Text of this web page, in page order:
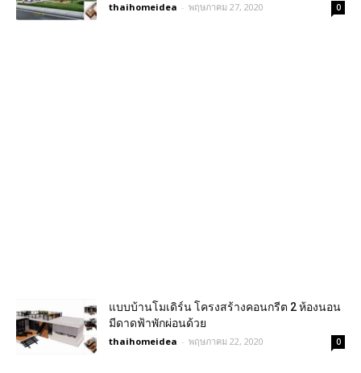
thaihomeidea - พฤษภาคม 27, 2020 0
แบบบ้านโมเดิร์น โครงสร้างคอนกรีต 2 ห้องนอน
มีดาดฟ้าพักผ่อนด้วย
thaihomeidea - พฤษภาคม 22, 2020 0